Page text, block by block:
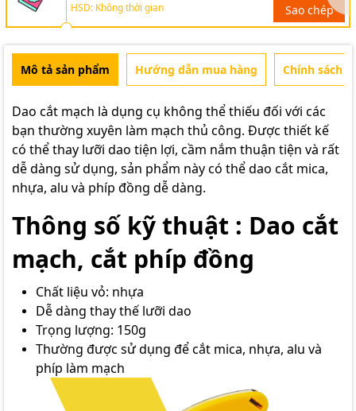
HSD: Không thời gian
Sao chép
Mô tả sản phẩm Hướng dẫn mua hàng Chính sách
Dao cắt mạch là dụng cụ không thể thiếu đối với các
bạn thường xuyên làm mạch thủ công. Được thiết kế
có thể thay lưỡi dao tiện lợi, cầm nắm thuận tiện và rất
dễ dàng sử dụng, sản phẩm này có thể dao cắt mica,
nhựa, alu và phíp đồng dễ dàng.
Thông số kỹ thuật : Dao cắt
mạch, cắt phíp đồng
Chất liệu vỏ: nhựa
Dễ dàng thay thế lưỡi dao
Trọng lượng: 150g
Thường được sử dụng để cắt mica, nhựa, alu và
phíp làm mạch